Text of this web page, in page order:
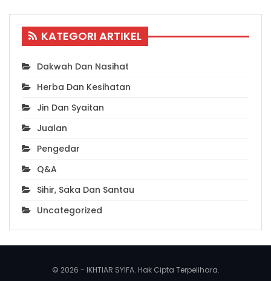
KATEGORI ARTIKEL
Dakwah Dan Nasihat
Herba Dan Kesihatan
Jin Dan Syaitan
Jualan
Pengedar
Q&A
Sihir, Saka Dan Santau
Uncategorized
© 2026 - IKHTIAR SYIFA. Hak Cipta Terpelihara.